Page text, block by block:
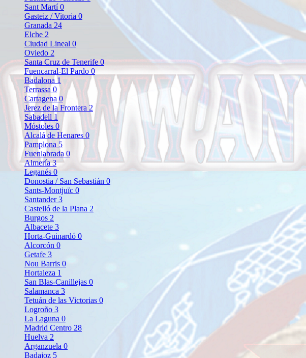
Sant Martí0
Gasteiz / Vitoria 0
Granada 24
Elche 2
Ciudad Lineal 0
Oviedo 2
Santa Cruz de Tenerife0
Fuencarral-El Pardo 0
Badalona 1
Terrassa 0
Cartagena 0
Jerez de la Frontera 2
Sabadell 1
Móstoles0
Alcalá de Henares 0
Pamplona 5
Fuenlabrada 0
Almería3
Leganés0
Donostia / San Sebastián 0
Sants-Montjuïc 0
Santander3
Castelló de la Plana 2
Burgos 2
Albacete 3
Horta-Guinardó 0
Alcorcón 0
Getafe 3
Nou Barris 0
Hortaleza 1
San Blas-Canillejas 0
Salamanca 3
Tetuán de las Victorias 0
Logroño 3
La Laguna 0
Madrid Centro 28
Huelva 2
Arganzuela 0
Badajoz 5